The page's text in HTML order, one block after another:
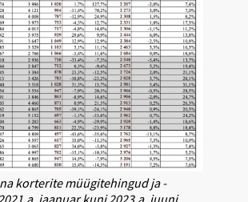
korterite müügitehingud ja -